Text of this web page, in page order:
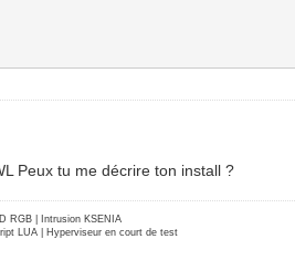
Peux tu me décrire ton install ?
RGB | Intrusion KSENIA
LUA | Hyperviseur en court de test